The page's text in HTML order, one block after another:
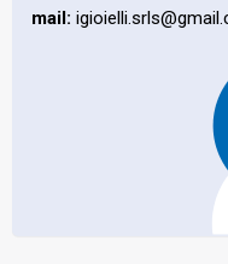
mail: